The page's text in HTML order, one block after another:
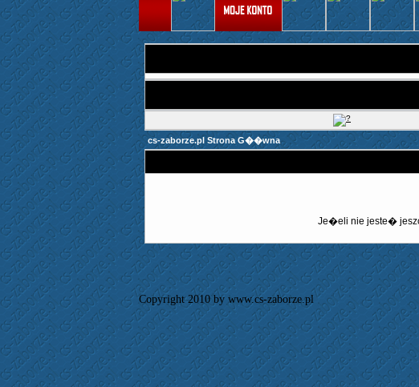
cs-zaborze.pl Strona G��wna
Je�eli nie jeste�
Copyright 2010 by www.cs-zaborze.pl